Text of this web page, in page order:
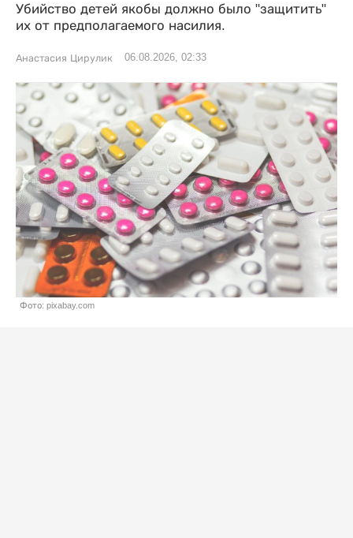
Убийство детей якобы должно было "защитить"
их от предполагаемого насилия.
Анастасия Цирулик 06.08.2026, 02:33
Фото: pixabay.com